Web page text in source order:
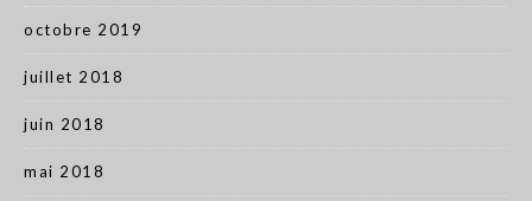
octobre 2019
juillet 2018
juin 2018
mai 2018